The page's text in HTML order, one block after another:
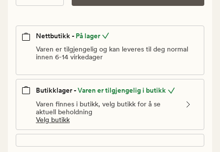
Nettbutikk - På lager
Varen er tilgjengelig og kan leveres til deg normal
innen 6-14 virkedager
Butikklager -Varen er tilgjengelig i butikk
Varen finnes i butikk, velg butikk for å se
aktuell beholdning
Velg butikk